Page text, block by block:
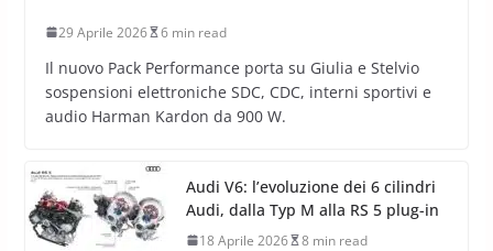
29 Aprile 2026 6 min read
Il nuovo Pack Performance porta su Giulia e Stelvio
sospensioni elettroniche SDC, CDC, interni sportivi e
audio Harman Kardon da 900 W.
Audi V6: l’evoluzione dei 6 cilindri
Audi, dalla Typ M alla RS 5 plug-in
18 Aprile 2026 8 min read